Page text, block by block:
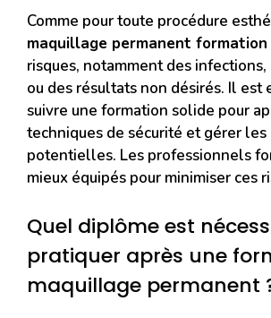
Comme pour toute procédure
maquillage permanent formation
risques, notamment des
ou des résultats non désirés. Il est
suivre une formation solide pour
techniques de sécurité et gérer
potentielles. Les professionnels
mieux équipés pour minimiser ces
Quel diplôme est
pratiquer après une
maquillage permanent